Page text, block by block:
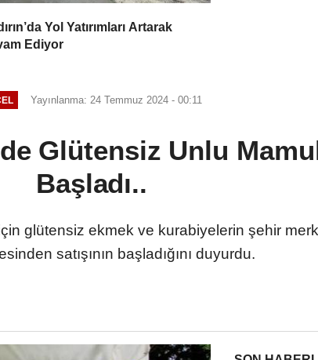
Yol Yatırımları Artarak
Ediyor
Yayınlanma: 24 Temmuz 2024 - 00:11
Glütensiz Unlu
Başladı..
glütensiz ekmek ve kurabiyelerin şehir
satışının başladığını duyurdu.